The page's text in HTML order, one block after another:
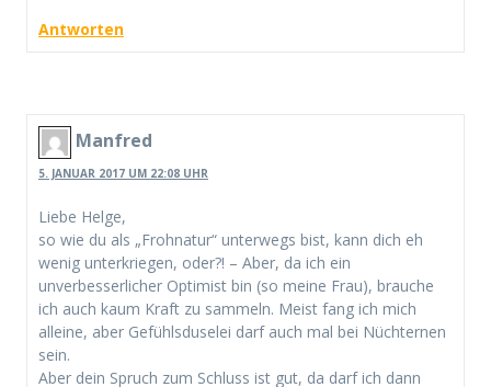
Antworten
Manfred
5. JANUAR 2017 UM 22:08 UHR
Liebe Helge,
so wie du als „Frohnatur“ unterwegs bist, kann dich eh
wenig unterkriegen, oder?! – Aber, da ich ein
unverbesserlicher Optimist bin (so meine Frau), brauche
ich auch kaum Kraft zu sammeln. Meist fang ich mich
alleine, aber Gefühlsduselei darf auch mal bei Nüchternen
sein.
Aber dein Spruch zum Schluss ist gut, da darf ich dann